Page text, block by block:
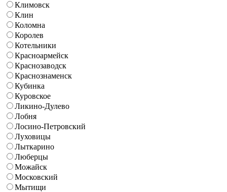
Климовск
Клин
Коломна
Королев
Котельники
Красноармейск
Краснозаводск
Краснознаменск
Кубинка
Куровское
Ликино-Дулево
Лобня
Лосино-Петровский
Луховицы
Лыткарино
Люберцы
Можайск
Московский
Мытищи